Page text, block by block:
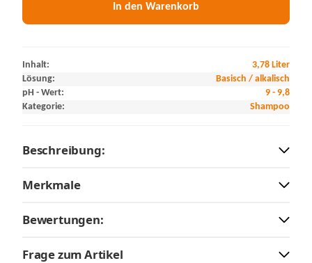
In den Warenkorb
Inhalt:
3,78 Liter
Lösung:
Basisch / alkalisch
pH - Wert:
9 - 9,8
Kategorie:
Shampoo
Beschreibung:
Merkmale
Bewertungen:
Frage zum Artikel